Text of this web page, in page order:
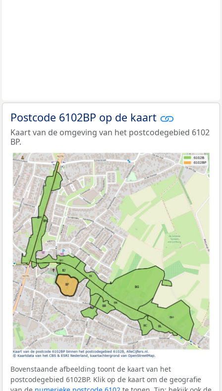
Postcode 6102BP op de kaart
Kaart van de omgeving van het postcodegebied 6102
BP.
Bovenstaande afbeelding toont de kaart van het
postcodegebied 6102BP. Klik op de kaart om de geografie